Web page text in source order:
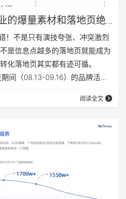
的爆量素材和落地页绝
！不是只有演技夸张、冲突激烈
是信息点越多的落地页就能成为
化落地页其实都有迹可循。
间（08.13-09.16）的品牌活动
活动推广为主的行业在制作广告
前十行业如下，可见生活服务、
招…
阅读全文